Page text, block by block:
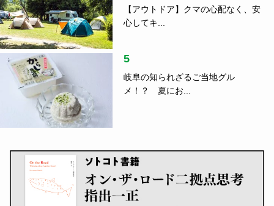
【アウトドア】クマの心配なく、安
心してキ...
5
岐阜の知られざるご当地グル
メ！？ 夏にお...